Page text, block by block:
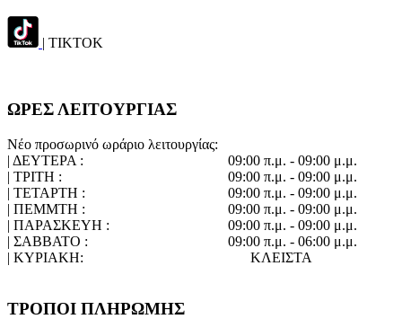
| TIKTOK
ΩΡΕΣ ΛΕΙΤΟΥΡΓΙΑΣ
Νέο προσωρινό ωράριο λειτουργίας:
| ΔΕΥΤΕΡΑ :
09:00 π.μ. - 09:00 μ.μ.
| ΤΡΙΤΗ :
09:00 π.μ. - 09:00 μ.μ.
| ΤΕΤΑΡΤΗ :
09:00 π.μ. - 09:00 μ.μ.
| ΠΕΜΜΤΗ :
09:00 π.μ. - 09:00 μ.μ.
| ΠΑΡΑΣΚΕΥΗ :
09:00 π.μ. - 09:00 μ.μ.
| ΣΑΒΒΑΤΟ :
09:00 π.μ. - 06:00 μ.μ.
| ΚΥΡΙΑΚΗ:
ΚΛΕΙΣΤΑ
ΤΡΟΠΟΙ ΠΛΗΡΩΜΗΣ